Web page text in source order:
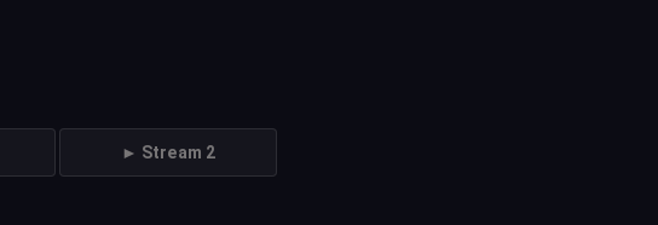
► Stream 2